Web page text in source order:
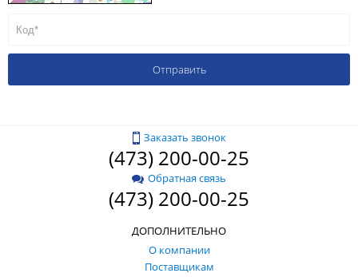
Заказать звонок
(473) 200-00-25
Обратная связь
(473) 200-00-25
ДОПОЛНИТЕЛЬНО
О компании
Поставщикам